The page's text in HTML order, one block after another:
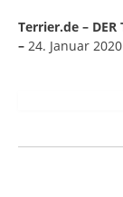
Terrier.de –
– 24. Januar 2020